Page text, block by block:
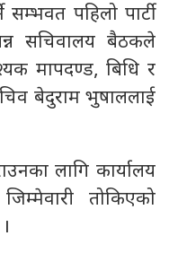
पहिलो पार्टी
सचिवालय बैठकले
मापदण्ड, बिधि र
बेदुराम भुषाललाई
लागि कार्यालय
तोकिएको